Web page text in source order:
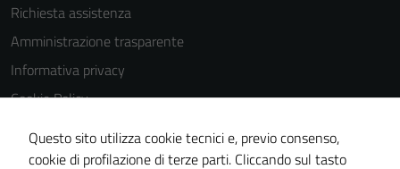
Richiesta assistenza
Amministrazione trasparente
Informativa privacy
Cookie Policy
Note legali
Dichiarazione di accessibilità
Questo sito utilizza cookie tecnici e, previo consenso,
cookie di profilazione di terze parti. Cliccando sul tasto